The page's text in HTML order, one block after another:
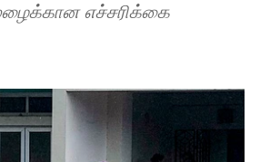
எச்சரிக்கை